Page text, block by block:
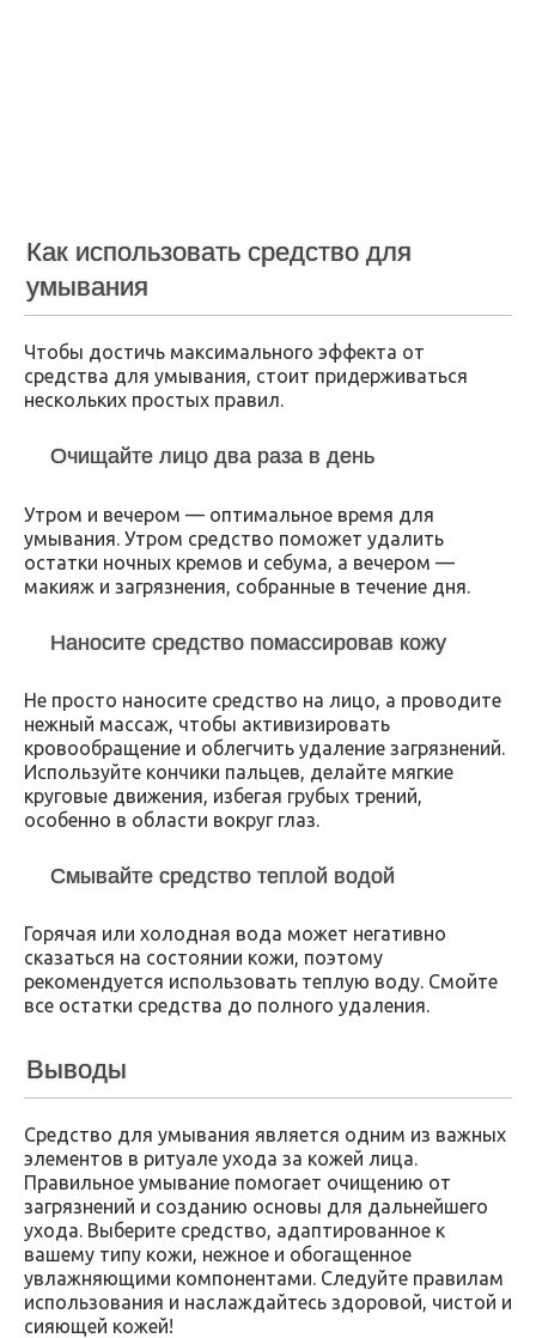
Как использовать средство для
умывания
Чтобы достичь максимального эффекта от
средства для умывания, стоит придерживаться
нескольких простых правил.
Очищайте лицо два раза в день
Утром и вечером — оптимальное время для
умывания. Утром средство поможет удалить
остатки ночных кремов и себума, а вечером —
макияж и загрязнения, собранные в течение дня.
Наносите средство помассировав кожу
Не просто наносите средство на лицо, а проводите
нежный массаж, чтобы активизировать
кровообращение и облегчить удаление загрязнений.
Используйте кончики пальцев, делайте мягкие
круговые движения, избегая грубых трений,
особенно в области вокруг глаз.
Смывайте средство теплой водой
Горячая или холодная вода может негативно
сказаться на состоянии кожи, поэтому
рекомендуется использовать теплую воду. Смойте
все остатки средства до полного удаления.
Выводы
Средство для умывания является одним из важных
элементов в ритуале ухода за кожей лица.
Правильное умывание помогает очищению от
загрязнений и созданию основы для дальнейшего
ухода. Выберите средство, адаптированное к
вашему типу кожи, нежное и обогащенное
увлажняющими компонентами. Следуйте правилам
использования и наслаждайтесь здоровой, чистой и
сияющей кожей!